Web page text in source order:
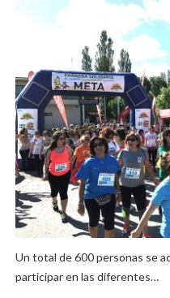
Un total de 600 personas se
participar en las diferentes…